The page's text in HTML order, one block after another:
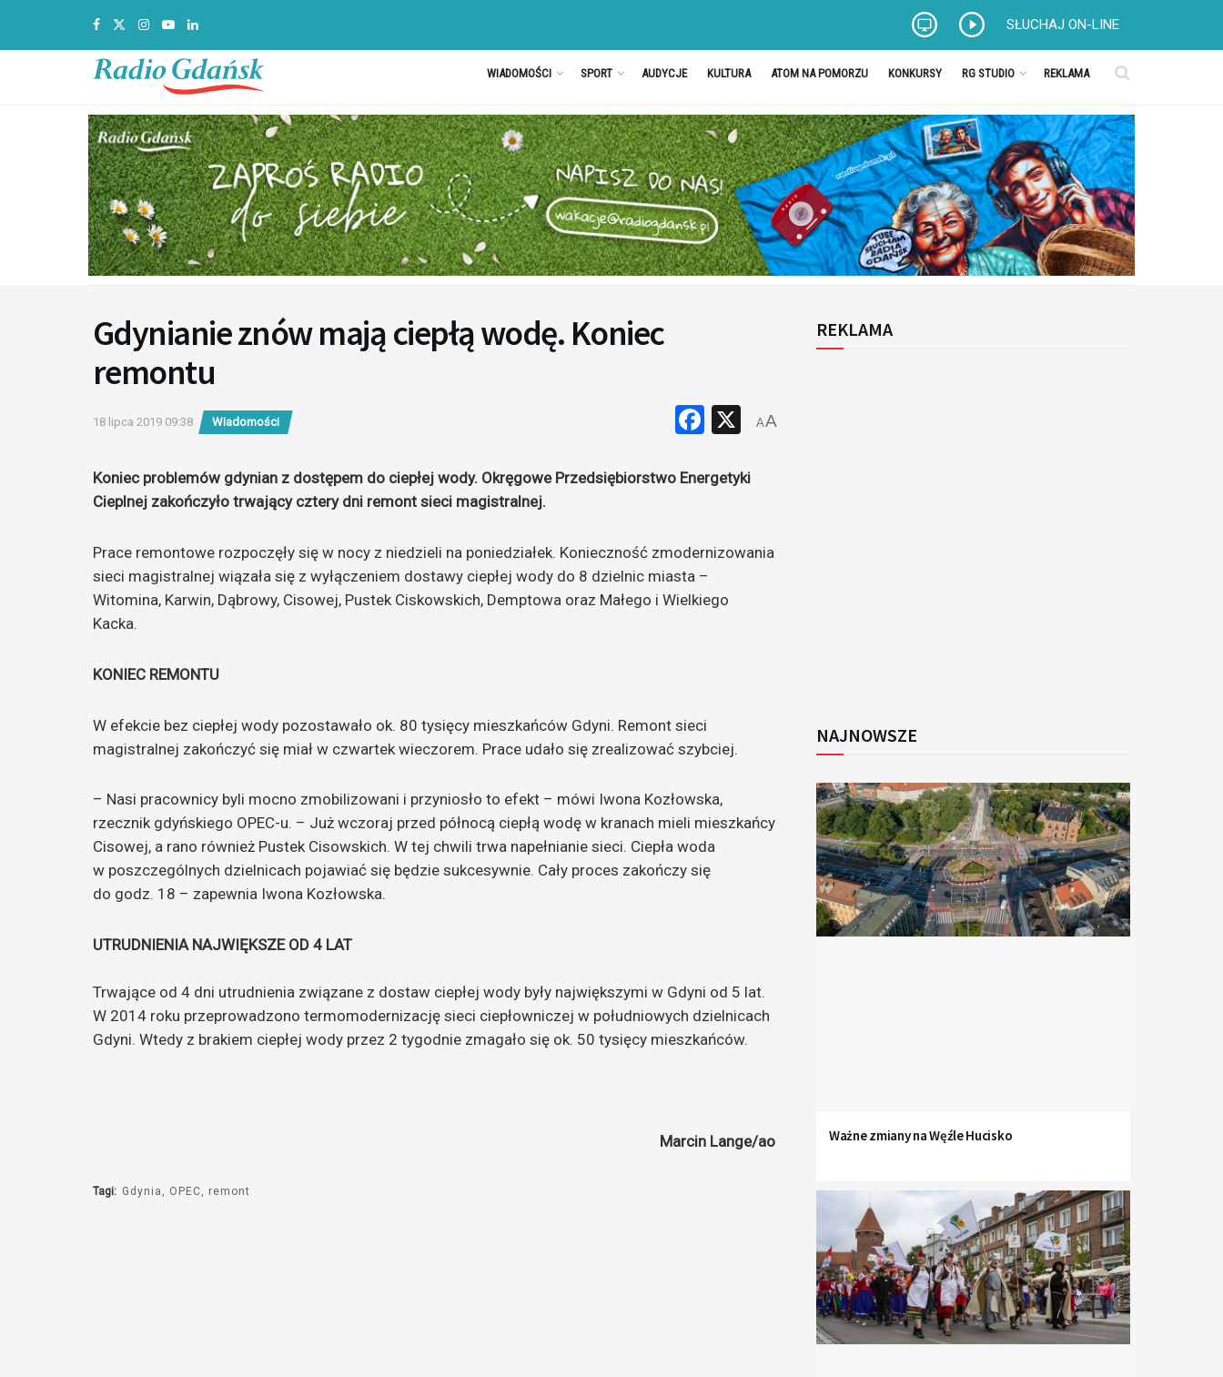
SŁUCHAJ ON-LINE
WIADOMOŚCI SPORT AUDYCJE KULTURA ATOM NA POMORZU KONKURSY RG STUDIO REKLAMA
Gdynianie znów mają ciepłą wodę. Koniec
remontu
18 lipca 2019 09:38 Wiadomości Facebook
X
AA
Koniec problemów gdynian z dostępem do ciepłej wody. Okręgowe Przedsiębiorstwo Energetyki
Cieplnej zakończyło trwający cztery dni remont sieci magistralnej.
Prace remontowe rozpoczęły się w nocy z niedzieli na poniedziałek. Konieczność zmodernizowania
sieci magistralnej wiązała się z wyłączeniem dostawy ciepłej wody do 8 dzielnic miasta –
Witomina, Karwin, Dąbrowy, Cisowej, Pustek Ciskowskich, Demptowa oraz Małego i Wielkiego
Kacka.
KONIEC REMONTU
W efekcie bez ciepłej wody pozostawało ok. 80 tysięcy mieszkańców Gdyni. Remont sieci
magistralnej zakończyć się miał w czwartek wieczorem. Prace udało się zrealizować szybciej.
– Nasi pracownicy byli mocno zmobilizowani i przyniosło to efekt – mówi Iwona Kozłowska,
rzecznik gdyńskiego OPEC-u. – Już wczoraj przed północą ciepłą wodę w kranach mieli mieszkańcy
Cisowej, a rano również Pustek Cisowskich. W tej chwili trwa napełnianie sieci. Ciepła woda
w poszczególnych dzielnicach pojawiać się będzie sukcesywnie. Cały proces zakończy się
do godz. 18 – zapewnia Iwona Kozłowska.
UTRUDNIENIA NAJWIĘKSZE OD 4 LAT
Trwające od 4 dni utrudnienia związane z dostaw ciepłej wody były największymi w Gdyni od 5 lat.
W 2014 roku przeprowadzono termomodernizację sieci ciepłowniczej w południowych dzielnicach
Gdyni. Wtedy z brakiem ciepłej wody przez 2 tygodnie zmagało się ok. 50 tysięcy mieszkańców.
Marcin Lange/ao
Tagi: Gdynia OPEC remont
REKLAMA
NAJNOWSZE
Ważne zmiany na Węźle Hucisko